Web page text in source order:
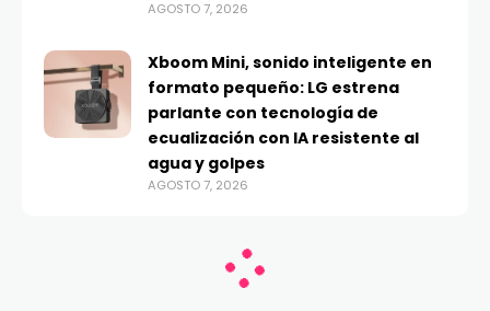
AGOSTO 7, 2026
Xboom Mini, sonido inteligente en
formato pequeño: LG estrena
parlante con tecnología de
ecualización con IA resistente al
agua y golpes
AGOSTO 7, 2026